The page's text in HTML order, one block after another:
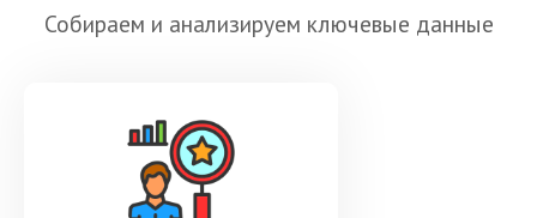
Собираем и анализируем ключевые данные